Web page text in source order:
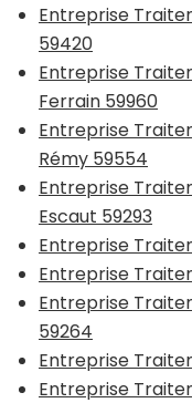
Entreprise
59420
Entreprise
Ferrain 59960
Entreprise
Rémy 59554
Entreprise
Escaut 59293
Entreprise
Entreprise
Entreprise
59264
Entreprise
Entreprise